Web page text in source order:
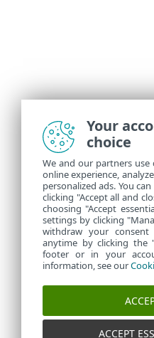
Your
choice
We and our partners
online experience,
personalized ads. You
clicking "Accept all and
choosing "Accept
settings by clicking
withdraw your
anytime by clicking the
footer or in your
information, see our
ACCEPT